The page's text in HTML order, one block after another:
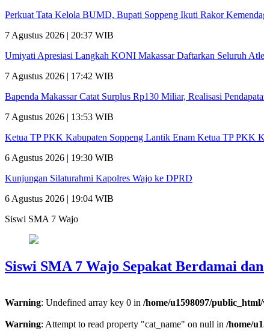
Perkuat Tata Kelola BUMD, Bupati Soppeng Ikuti Rakor
7 Agustus 2026 | 20:37 WIB
Umiyati Apresiasi Langkah KONI Makassar Daftarkan Seluruh
7 Agustus 2026 | 17:42 WIB
Bapenda Makassar Catat Surplus Rp130 Miliar, Realisasi
7 Agustus 2026 | 13:53 WIB
Ketua TP PKK Kabupaten Soppeng Lantik Enam Ketua TP PKK
6 Agustus 2026 | 19:30 WIB
Kunjungan Silaturahmi Kapolres Wajo ke DPRD
6 Agustus 2026 | 19:04 WIB
Siswi SMA 7 Wajo
Siswi SMA 7 Wajo Sepakat Berdamai
Warning: Undefined array key 0 in /home/u1598097/
Warning: Attempt to read property "cat_name" on null in /home/